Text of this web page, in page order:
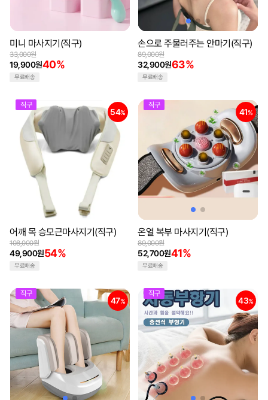
미니 마사지기(직구)
19,900원40%
33,000원
무료배송
손으로 주물러주는 안마기(직구)
32,900원63%
89,000원
무료배송
직구
54%
어깨 목 승모근마사지기(직구)
49,900원54%
108,000원
무료배송
직구
41%
온열 복부 마사지기(직구)
52,700원41%
89,000원
무료배송
직구
47%
직구
43%